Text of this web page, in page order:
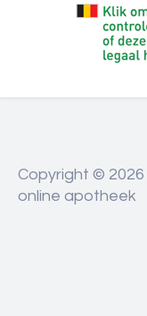
Copyright © 2026
online apotheek